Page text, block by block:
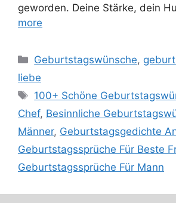
geworden. Deine Stärke, dein
more
Categories
Geburtstagswünsche,
liebe
Tags
100+ Schöne
Chef, Besinnliche
Männer, Geburtstagsgedichte
Geburtstagssprüche Für Beste
Geburtstagssprüche Für Mann